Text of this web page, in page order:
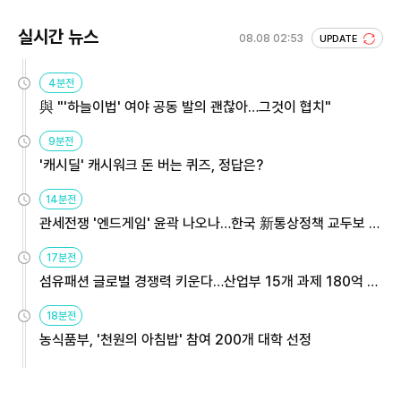
실시간 뉴스 08.08 02:53 UPDATE
4분전
與 "'하늘이법' 여야 공동 발의 괜찮아…그것이 협치"
9분전
'캐시딜' 캐시워크 돈 버는 퀴즈, 정답은?
14분전
관세전쟁 '엔드게임' 윤곽 나오나…한국 新통상정책 교두보 활
용해야
17분전
섬유패션 글로벌 경쟁력 키운다…산업부 15개 과제 180억 지
원
18분전
농식품부, '천원의 아침밥' 참여 200개 대학 선정